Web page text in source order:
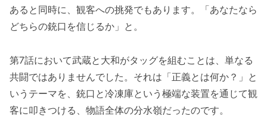
あると同時に、観客への挑発でもあります。「あなたなら
どちらの銃口を信じるか」と。
第7話において武蔵と大和がタッグを組むことは、単なる
共闘ではありませんでした。それは「正義とは何か？」と
いうテーマを、銃口と冷凍庫という極端な装置を通じて観
客に叩きつける、物語全体の分水嶺だったのです。